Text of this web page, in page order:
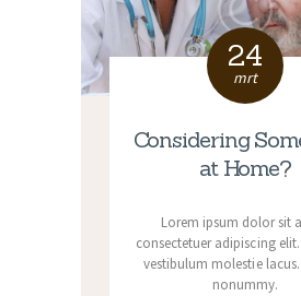
24
mrt
Considering
at Home?
Lorem ipsum dolor sit
consectetuer adipiscing
vestibulum molestie lacus.
nonummy.